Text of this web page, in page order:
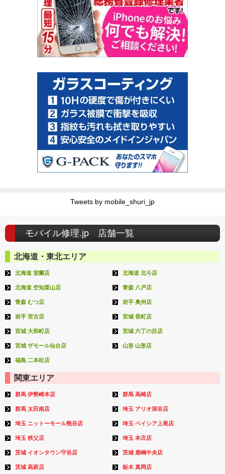
Tweets by mobile_shuri_jp
モバイル修理.jp 店舗一覧
北海道・東北エリア
北海道 室蘭店 北海道 北斗店
北海道 空知栗山店 青森 八戸店
青森 むつ店 岩手 奥州店
岩手 宮古店 宮城 長町店
宮城 大和町店 宮城 六丁の目店
宮城 ザモール仙台店 山形 山形店
福島 二本松店
関東エリア
群馬 伊勢崎本店 群馬 高崎店
群馬 太田南店 埼玉 アリオ深谷店
埼玉 ニットーモール熊谷店 埼玉 ベイシア上尾店
埼玉 秩父店 埼玉 本庄店
茨城 イオンタウン守谷店 茨城 鹿嶋中央店
茨城 高萩店 栃木 真岡店